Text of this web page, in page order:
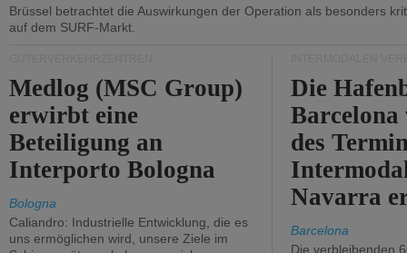
Brüssel betrachtet die Auswirkungen der Operation als besonders
auf dem SURF-Markt.
Medlog (MSC Group)
erwirbt eine
Beteiligung an
Interporto Bologna
Bologna
Caliandro: Industrielle Entwicklung, die es
uns ermöglichen wird, unsere Ziele im
Die
des
Navarra
Barcelona
Die verbleibenden